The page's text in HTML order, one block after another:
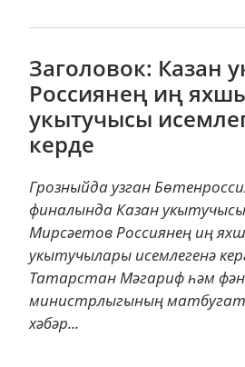
Заголовок: Казан
Россиянең иң
укытучысы
керде
Грозныйда узган
финалында Казан
Мирсәетов Россиянең иң
укытучылары исемлегенә
Татарстан Мәгариф һәм фән
министрлыгының матбугат
хәбәр...